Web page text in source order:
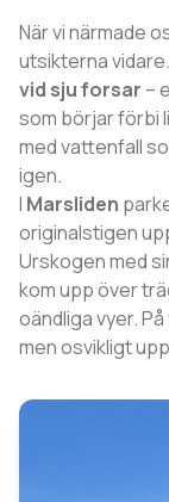
När vi närmade
utsikterna
vid sju forsar –
som börjar förbi
med vattenfall
igen.
I Marsliden
originalstigen
Urskogen med
kom upp över
oändliga vyer.
men osvikligt